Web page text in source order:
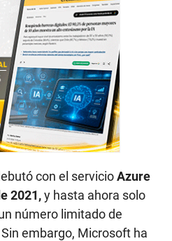
con el servicioAzure
2021,y hasta ahora solo
número limitado de
embargo, Microsoft ha